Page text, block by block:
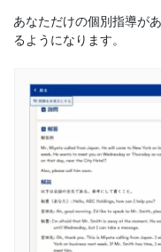
あなただけの個別指導が
るようになります。